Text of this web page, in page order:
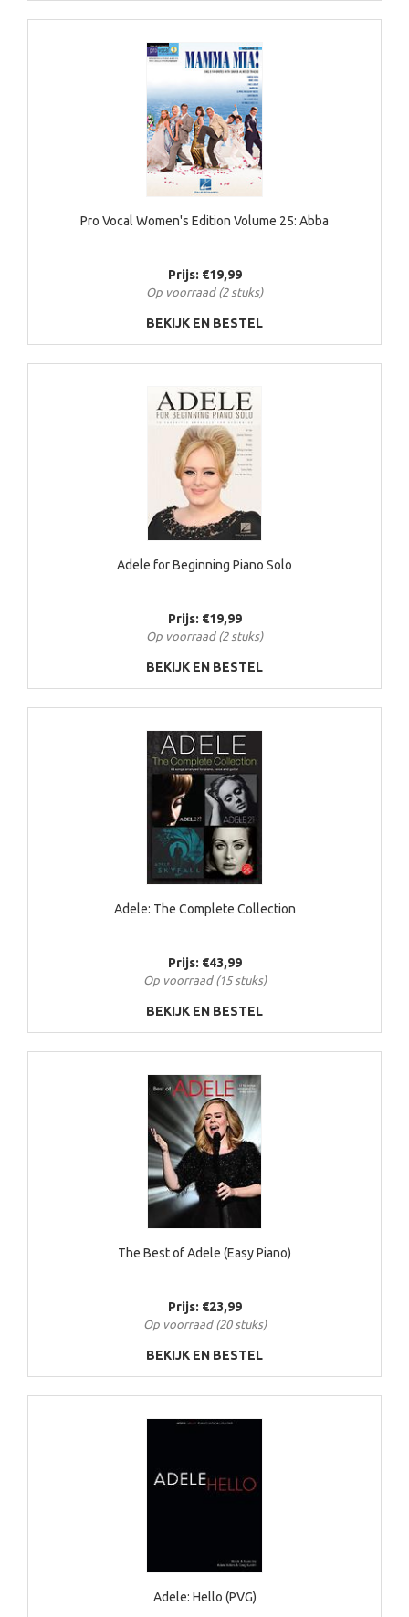
Pro Vocal Women's Edition Volume 25: Abba
Prijs: €19,99
Op voorraad (2 stuks)
BEKIJK EN BESTEL
Adele for Beginning Piano Solo
Prijs: €19,99
Op voorraad (2 stuks)
BEKIJK EN BESTEL
Adele: The Complete Collection
Prijs: €43,99
Op voorraad (15 stuks)
BEKIJK EN BESTEL
The Best of Adele (Easy Piano)
Prijs: €23,99
Op voorraad (20 stuks)
BEKIJK EN BESTEL
Adele: Hello (PVG)